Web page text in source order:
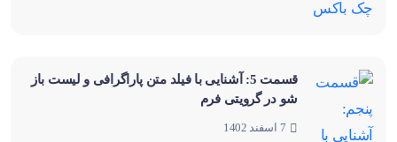
قسمت 5: آشنایی با فیلد متن پاراگرافی و لیست باز
شو در گرویتی فرم
7 اسفند 1402